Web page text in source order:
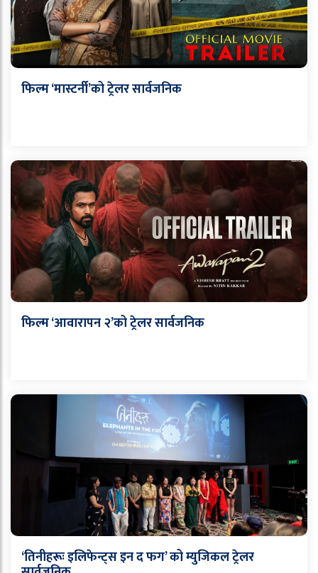
फिल्म ‘मास्टर्नी’को ट्रेलर सार्वजनिक
फिल्म ‘आवारापन २’को ट्रेलर सार्वजनिक
‘तिनीहरूः इलिफेन्ट्स इन द फग’ को म्युजिकल ट्रेलर